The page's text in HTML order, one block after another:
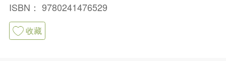
ISBN： 9780241476529
收藏